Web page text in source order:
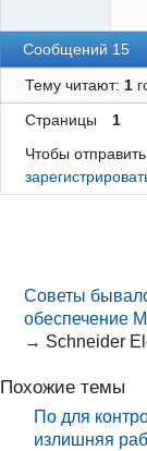
Сообщений 15
Тему читают: 1
Страницы
1
Чтобы
Советы
обеспечение
→ Schneider
Похожие темы
По для
излишняя